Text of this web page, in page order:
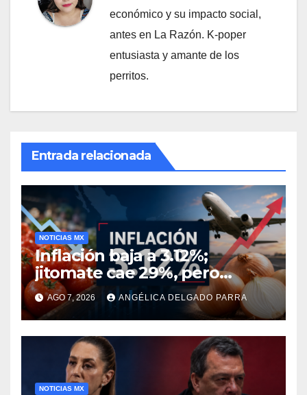
económico y su impacto social,
antes en La Razón. K-poper
entusiasta y amante de los
perritos.
Entrada relacionada
NOTICIAS MX
Inflación baja a 3.12%;
jitomate cae 29%, pero
cebolla y vuelos se
encarecen
AGO 7, 2026 ANGÉLICA DELGADO PARRA
NOTICIAS MX